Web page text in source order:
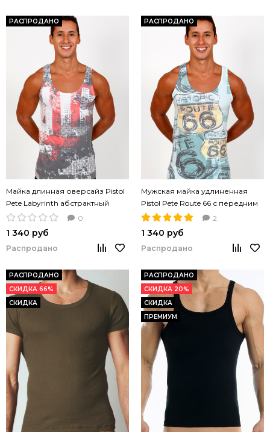
РАСПРОДАНО
Майка длинная оверсайз Pistol
Pete Labyrinth абстрактный
рисунок
0
1 340 руб
Распродано
РАСПРОДАНО
Мужская майка удлиненная
Pistol Pete Route 66 с передним
принтом
2
1 340 руб
Распродано
РАСПРОДАНО
СКИДКА 66%
СКИДКА
РАСПРОДАНО
СКИДКА 20%
СКИДКА
ПРЕМИУМ